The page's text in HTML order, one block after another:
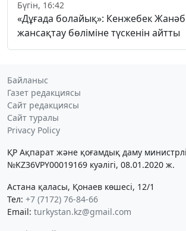
Бүгін, 16:42
«Дұғада болайық»: Кенжебек
жансақтау бөліміне түскенін айтты
Байланыс
Газет редакциясы
Сайт редакциясы
Сайт туралы
Privacy Policy
ҚР Ақпарат және қоғамдық даму
№KZ36VPY00019169 куәлігі, 08.01.2020 ж.
Астана қаласы, Қонаев көшесі, 12/1
Тел: +7 (7172) 76-84-66
Email: turkystan.kz@gmail.com